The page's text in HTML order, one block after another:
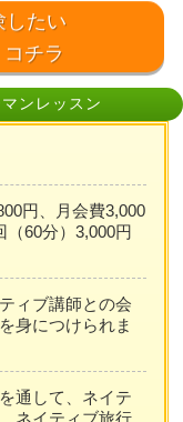
したい
チラ
ンレッスン
円、月会費3,000
（60分）3,000円
ィブ講師との会
身につけられま
通して、ネイテ